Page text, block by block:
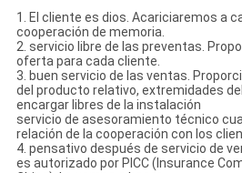
1. El cliente es dios. Acariciaremos a
cooperación de memoria.
2. servicio libre de las preventas.
oferta para cada cliente.
3. buen servicio de las ventas.
del producto relativo, extremidades
encargar libres de la instalación
servicio de asesoramiento técnico
relación de la cooperación con los
4. pensativo después de servicio de
es autorizado por PICC (Insurance